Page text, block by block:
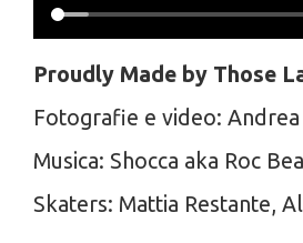
Proudly Made by Those
Fotografie e video:
Musica: Shocca aka Roc
Skaters: Mattia Restante,